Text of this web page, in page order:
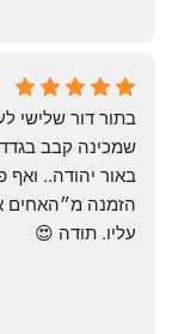
שי
4 months ago
עליו. תודה 😍